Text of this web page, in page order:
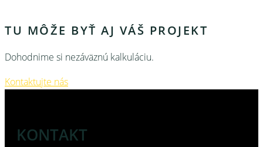
TU MÔŽE BYŤ AJ VÁŠ PROJEKT
Dohodnime si nezáväznú kalkuláciu.
Kontaktujte nás
KONTAKT